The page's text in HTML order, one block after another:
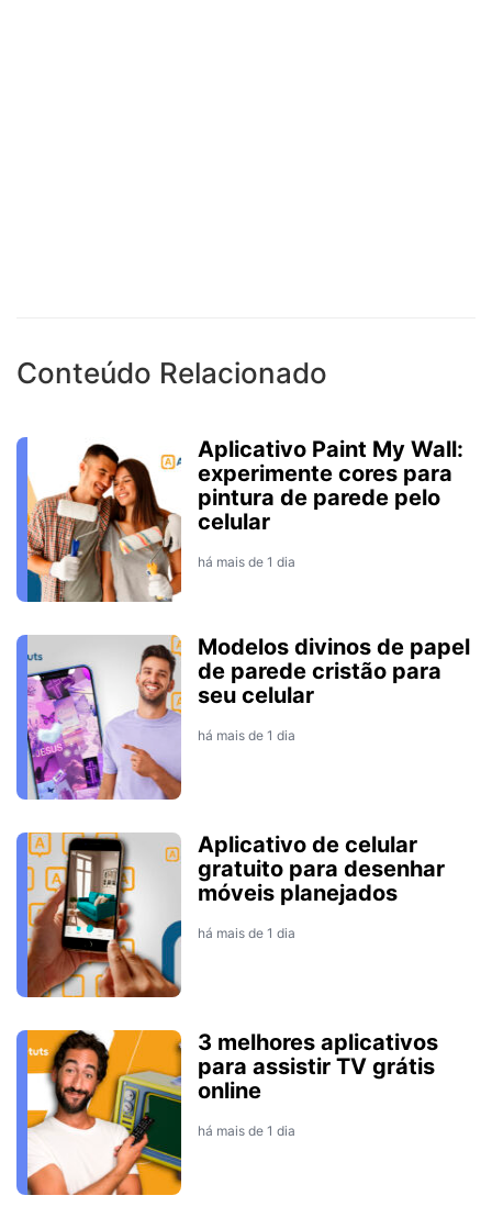
Conteúdo Relacionado
Aplicativo Paint My Wall:
experimente cores para
pintura de parede pelo
celular
há mais de 1 dia
Modelos divinos de papel
de parede cristão para
seu celular
há mais de 1 dia
Aplicativo de celular
gratuito para desenhar
móveis planejados
há mais de 1 dia
3 melhores aplicativos
para assistir TV grátis
online
há mais de 1 dia